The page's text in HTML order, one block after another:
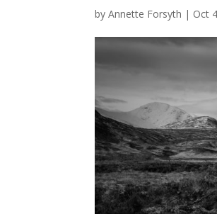
byAnnette Forsyth | Oct